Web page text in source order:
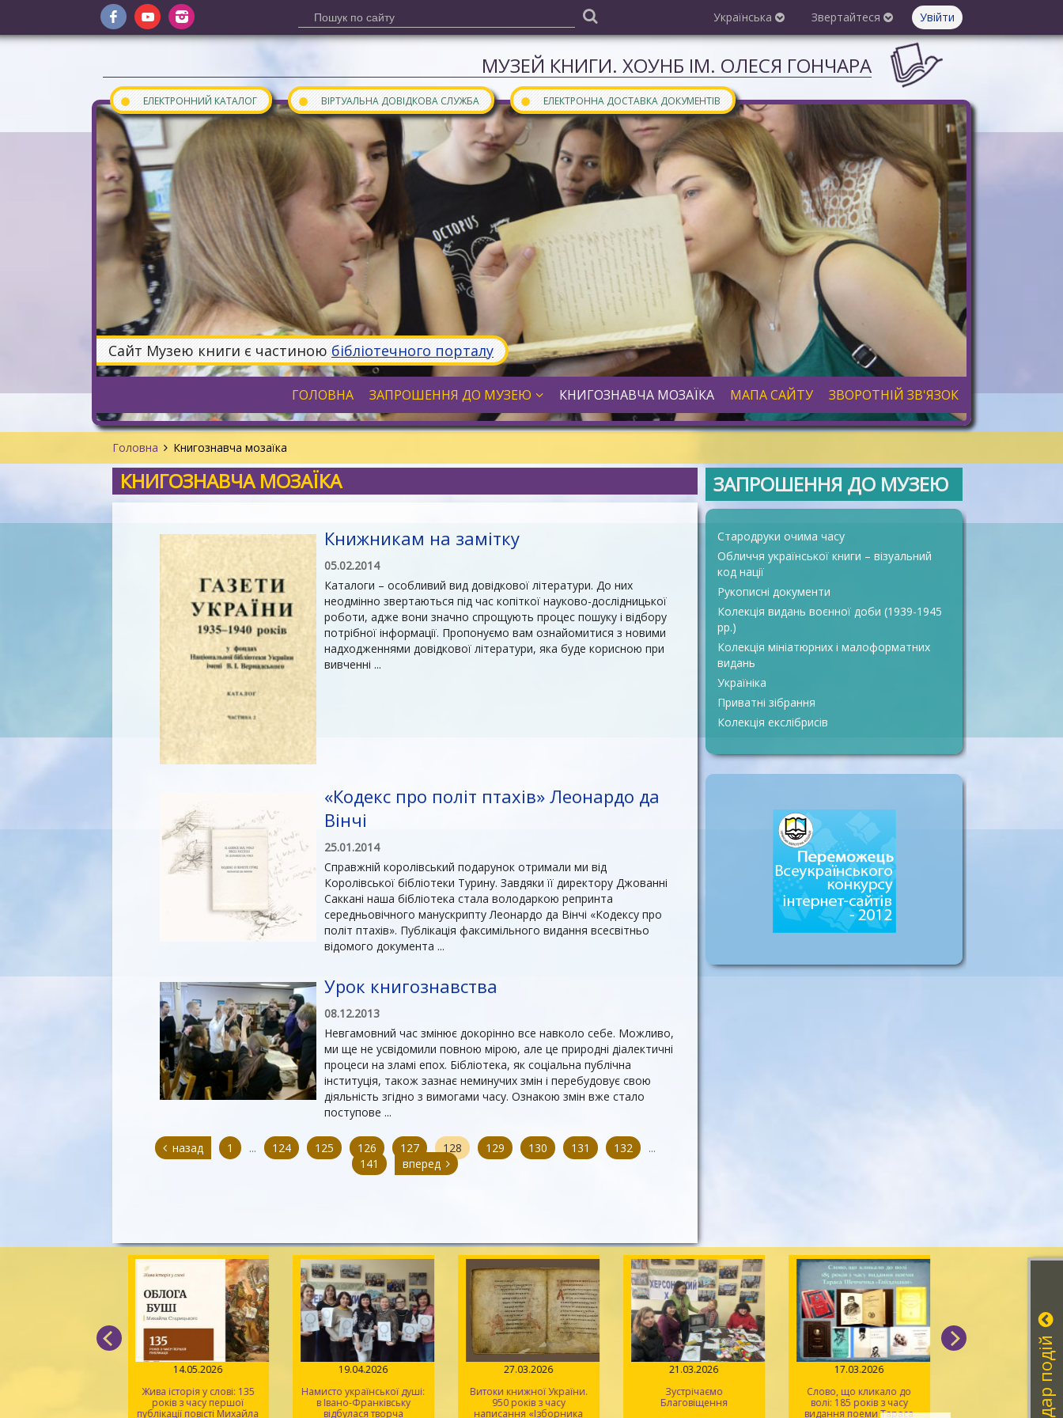
Українська Звертайтеся Увійти
МУЗЕЙ КНИГИ. ХОУНБ ІМ. ОЛЕСЯ ГОНЧАРА
● ЕЛЕКТРОННИЙ КАТАЛОГ ● ВІРТУАЛЬНА ДОВІДКОВА СЛУЖБА ● ЕЛЕКТРОННА ДОСТАВКА ДОКУМЕНТІВ
Сайт Музею книги є частиною бібліотечного порталу
ГОЛОВНА ЗАПРОШЕННЯ ДО МУЗЕЮ КНИГОЗНАВЧА МОЗАЇКА МАПА САЙТУ ЗВОРОТНІЙ ЗВ'ЯЗОК
Головна Книгознавча мозаїка
ЗАПРОШЕННЯ ДО МУЗЕЮ
Стародруки очима часу
Обличчя української книги – візуальний
код нації
Рукописні документи
Колекція видань воєнної доби (1939-1945
рр.)
Колекція мініатюрних і малоформатних
видань
Україніка
Приватні зібрання
Колекція екслібрисів
КНИГОЗНАВЧА МОЗАЇКА
Книжникам на замітку
05.02.2014
Каталоги – особливий вид довідкової літератури. До них
неодмінно звертаються під час копіткої науково-дослідницької
роботи, адже вони значно спрощують процес пошуку і відбору
потрібної інформації. Пропонуємо вам ознайомитися з новими
надходженнями довідкової літератури, яка буде корисною при
вивченні ...
«Кодекс про політ птахів» Леонардо да
Вінчі
25.01.2014
Справжній королівський подарунок отримали ми від
Королівської бібліотеки Турину. Завдяки її директору Джованні
Саккані наша бібліотека стала володаркою репринта
середньовічного манускрипту Леонардо да Вінчі «Кодексу про
політ птахів». Публікація факсимільного видання всесвітньо
відомого документа ...
Урок книгознавства
08.12.2013
Невгамовний час змінює докорінно все навколо себе. Можливо,
ми ще не усвідомили повною мірою, але це природні діалектичні
процеси на зламі епох. Бібліотека, як соціальна публічна
інституція, також зазнає неминучих змін і перебудовує свою
діяльність згідно з вимогами часу. Ознакою змін вже стало
поступове ...
назад 1 ... 124 125 126 127 128 129 130 131 132
...
141
вперед
14.05.2026
Жива історія у слові: 135
років з часу першої
публікації повісті Михайла
19.04.2026
Намисто української душі:
в Івано-Франківську
відбулася творча
27.03.2026
Витоки книжної України.
950 років з часу
написання «Ізборника
21.03.2026
Зустрічаємо
Благовіщення
17.03.2026
Слово, що кликало до
волі: 185 років з часу
видання поеми Тараса
18.02.2026
Феномен
Винниченка –
письменника,